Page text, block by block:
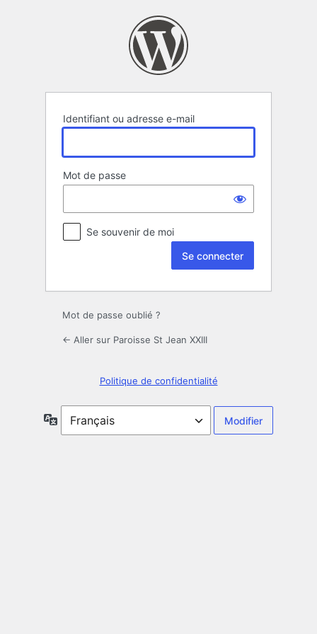
Identifiant ou adresse e-mail
Mot de passe
Se souvenir de moi
Mot de passe oublié ?
← Aller sur Paroisse St Jean XXIII
Politique de confidentialité
Langue